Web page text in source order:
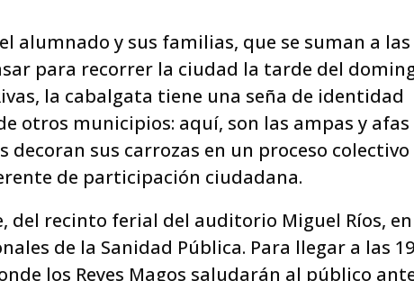
alumnado y sus familias, que se suman a las
para recorrer la ciudad la tarde del
la cabalgata tiene una seña de identidad
otros municipios: aquí, son las ampas y afas
decoran sus carrozas en un proceso colectivo
de participación ciudadana.
del recinto ferial del auditorio Miguel Ríos, en
de la Sanidad Pública. Para llegar a las
los Reyes Magos saludarán al público